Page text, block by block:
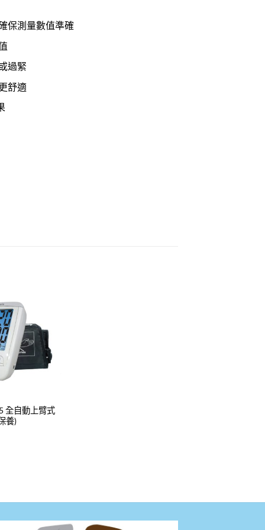
保測量數值準確
過緊
舒適
全自動上臂式
養)